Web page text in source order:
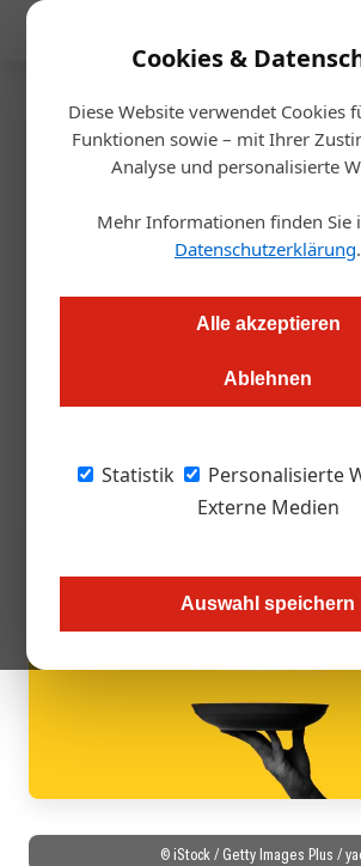
Cookies &
Diese Website verwendet Cookies
Funktionen sowie – mit Ihrer
Analyse und personalisierte
Mehr Informationen finden Sie
Datenschutzerklärung.
Alle akzeptieren
Ablehnen
Statistik
Personalisierte
Externe Medien
Auswahl speichern
Startseite/Gastronomie
KI in der Gastro: So
Start im
Nur sechs Prozent der europäischen
verfolgen bislang eine klare KI-Strategie.
Prozent Umsatzsteigerung. Mit
© iStock / Getty Images Plus /